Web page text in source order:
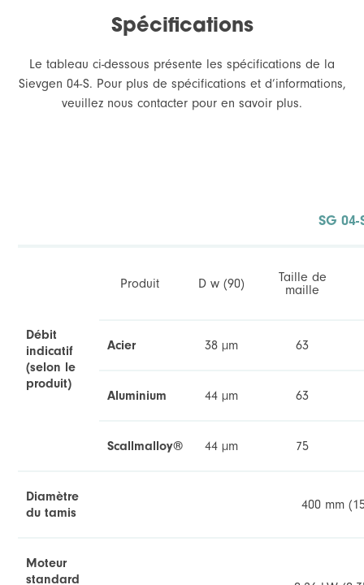
Spécifications
Le tableau ci-dessous présente les spécifications de la
Sievgen 04-S. Pour plus de spécifications et d’informations,
veuillez nous contacter pour en savoir plus.
SG 04-
Débit
indicatif
(selon le
produit)
Produit D w (90)
Taille de
maille
Acier 38 µm 63
Aluminium 44 µm 63
Scallmalloy® 44 µm 75
Diamètre
du tamis
400 mm
Moteur
standard